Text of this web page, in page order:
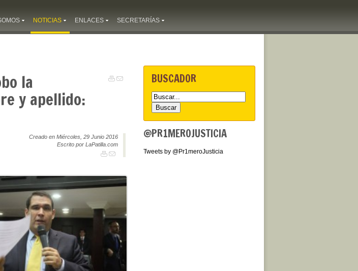
NOTICIAS ENLACES SECRETARÍAS
la
y apellido:
Creado en Miércoles, 29 Junio 2016
Escrito por LaPatilla.com
BUSCADOR
@PR1MEROJUSTICIA
Tweets by @Pr1meroJusticia